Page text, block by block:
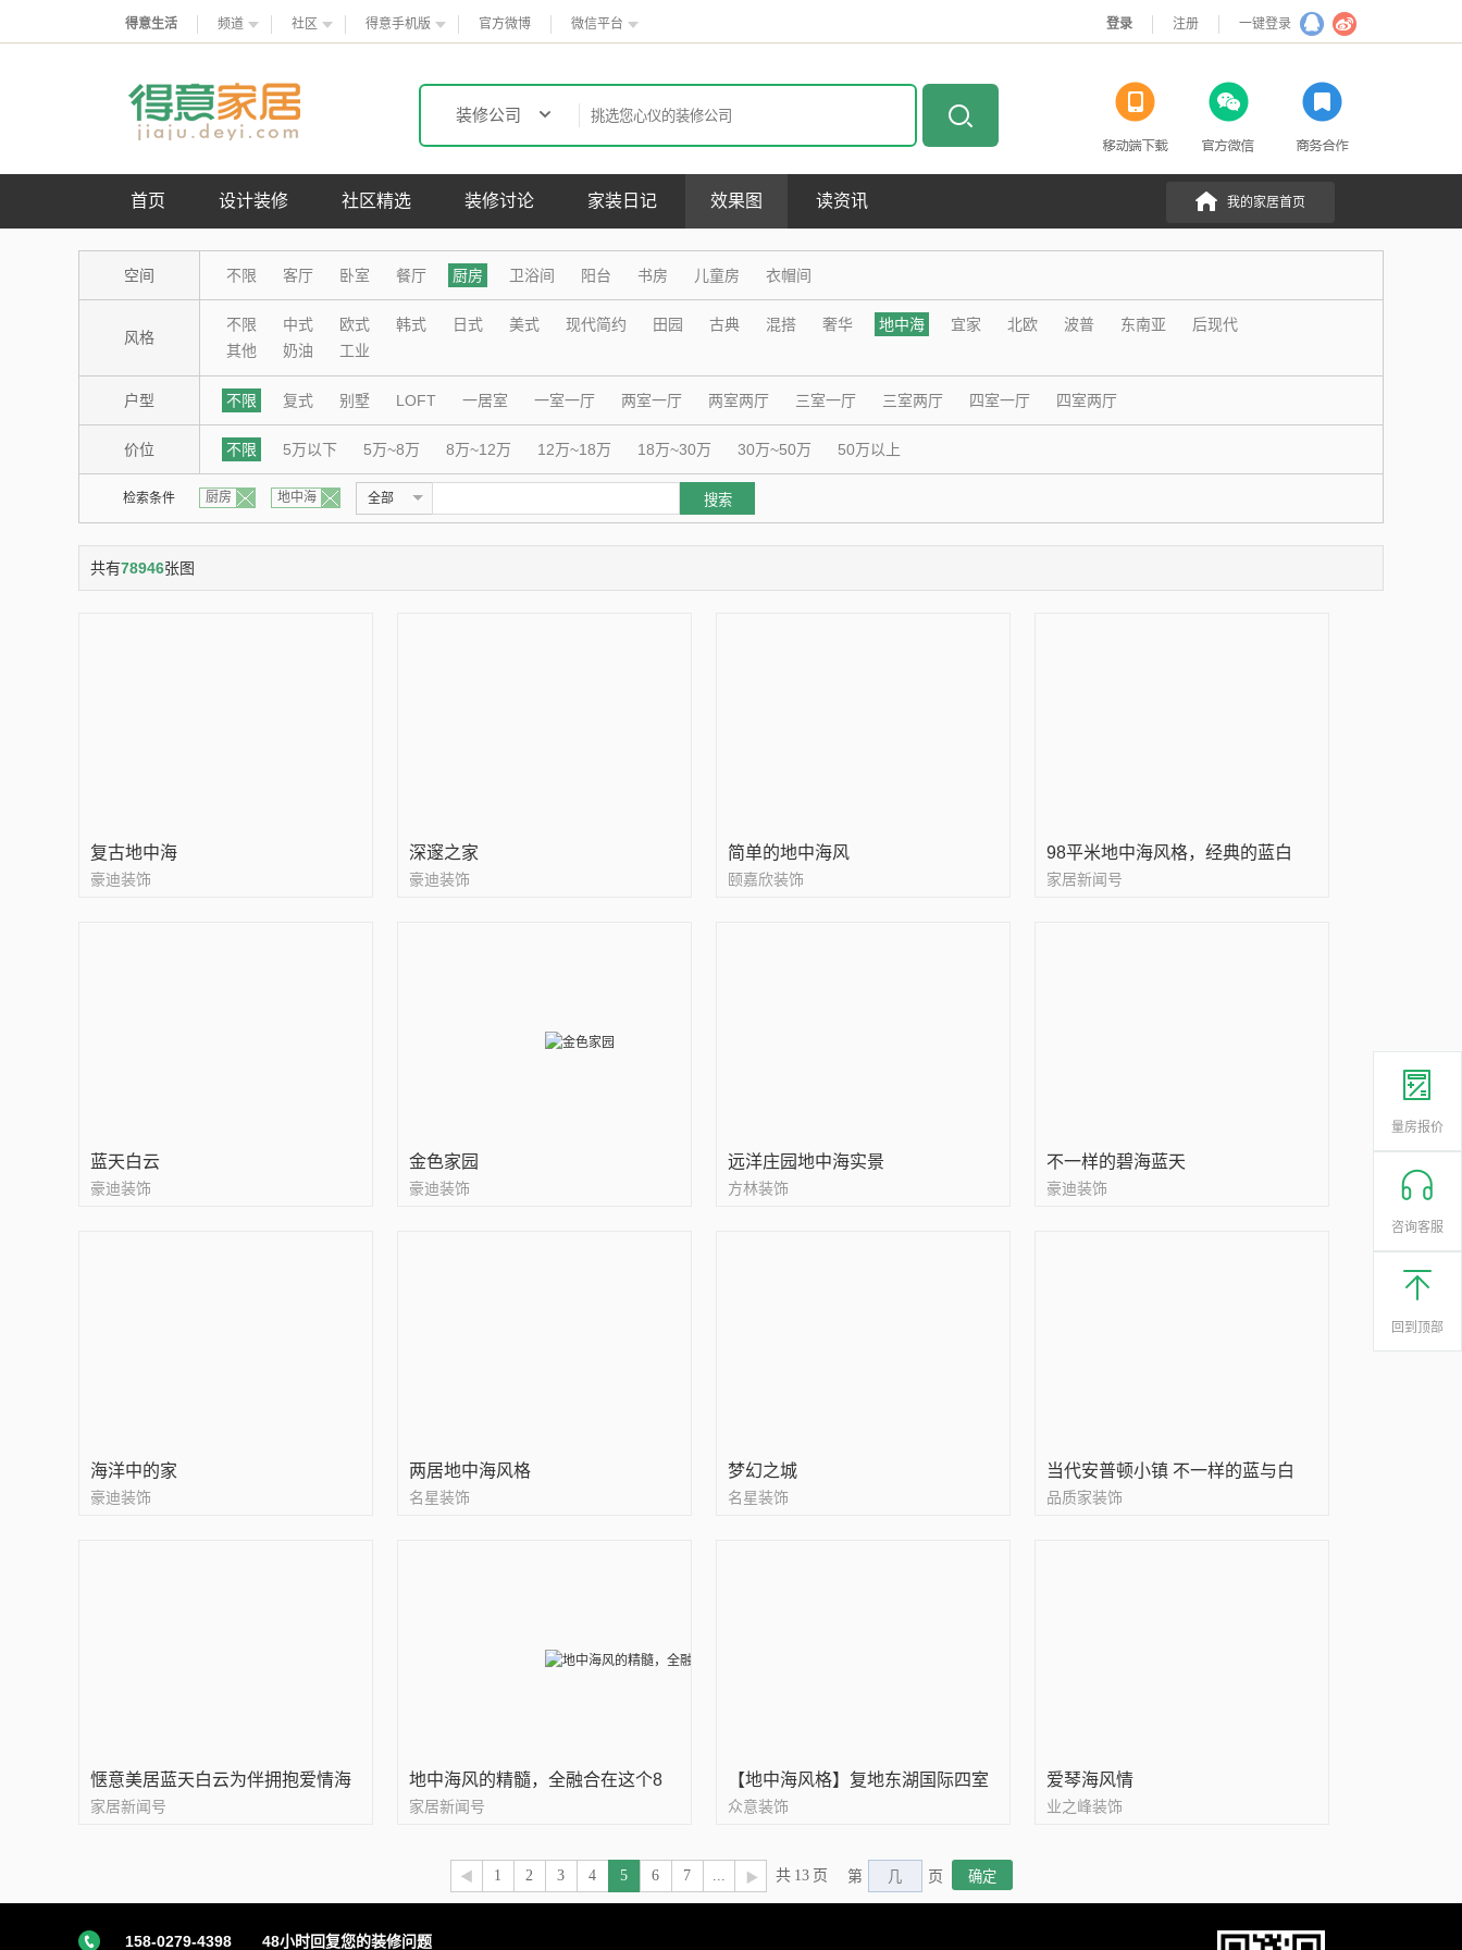
得意生活 频道 社区 得意手机版 官方微博 微信平台 登录 注册 一键登录
装修公司
首页 设计装修 社区精选 装修讨论 家装日记 效果图 读资讯 我的家居首页
空间 不限 客厅 卧室 餐厅 厨房 卫浴间 阳台 书房 儿童房 衣帽间
风格
不限 中式 欧式 韩式 日式 美式 现代简约 田园 古典 混搭 奢华 地中海 宜家 北欧 波普 东南亚
后现代
其他
奶油 工业
户型 不限 复式 别墅 LOFT 一居室 一室一厅 两室一厅 两室两厅 三室一厅 三室两厅 四室一厅 四室两厅
价位 不限 5万以下 5万~8万 8万~12万 12万~18万 18万~30万 30万~50万 50万以上
检索条件 厨房 地中海 全部
共有78946张图
复古地中海
豪迪装饰
深邃之家
豪迪装饰
简单的地中海风
颐嘉欣装饰
98平米地中海风格，经典的蓝白
家居新闻号
蓝天白云
豪迪装饰
金色家园
豪迪装饰
远洋庄园地中海实景
方林装饰
不一样的碧海蓝天
豪迪装饰
海洋中的家
豪迪装饰
两居地中海风格
名星装饰
梦幻之城
名星装饰
当代安普顿小镇 不一样的蓝与白
品质家装饰
惬意美居蓝天白云为伴拥抱爱情海
家居新闻号
地中海风的精髓，全融合在这个8
家居新闻号
【地中海风格】复地东湖国际四室
众意装饰
爱琴海风情
业之峰装饰
1 2 3 4 5 6 7 ... 共 13 页 第 页
量房报价
咨询客服
回到顶部
158-0279-4398 48小时回复您的装修问题